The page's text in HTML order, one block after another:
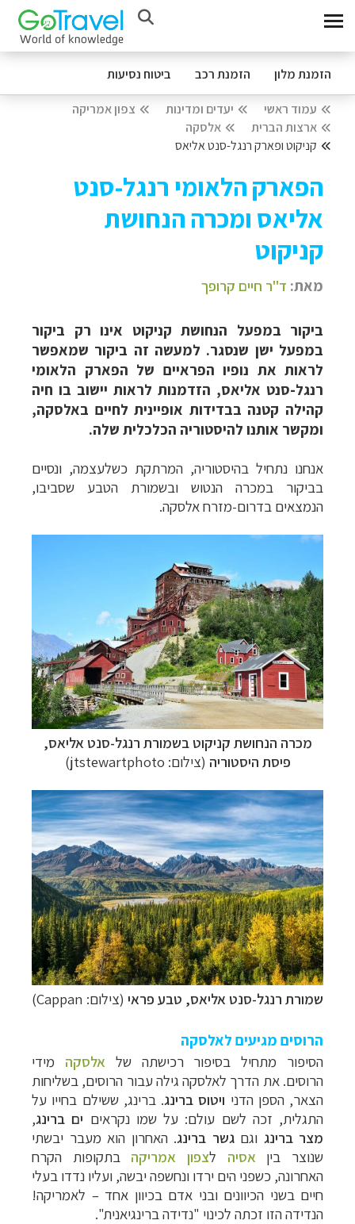
הזמנת מלון הזמנת רכב ביטוח נסיעות
עמוד ראשי יעדים ומדינות
צפון אמריקה
ארצות הברית
אלסקה
קניקוט ופארק רנגל-סנט אליאס
הפארק הלאומי רנגל-סנט
אליאס ומכרה הנחושת
קניקוט
מאת: ד"ר חיים קרופך
ביקור במפעל הנחושת קניקוט אינו רק ביקור
במפעל ישן שנסגר. למעשה זה ביקור שמאפשר
לראות את נופיו הפראיים של הפארק הלאומי
רנגל-סנט אליאס, הזדמנות לראות יישוב בו חיה
קהילה קטנה בבדידות אופיינית לחיים באלסקה,
ומקשר אותנו להיסטוריה הכלכלית שלה.
אנחנו נתחיל בהיסטוריה, המרתקת כשלעצמה, ונסיים
בביקור במכרה הנטוש ובשמורת הטבע שסביבו,
הנמצאים בדרום-מזרח אלסקה.
מכרה הנחושת קניקוטבשמורת רנגל-סנט אליאס,
פיסת היסטוריה (צילום: jtstewartphoto)
שמורת רנגל-סנט אליאס, טבע פראי (צילום: Cappan)
הרוסים מגיעים לאלסקה
הסיפור מתחיל בסיפור רכישתה של אלסקה מידי
הרוסים. את הדרך לאלסקה גילה עבור הרוסים, בשליחות
הצאר, הספן הדני ויטוס ברינג. ברינג, ששילם בחייו על
התגלית, זכה לשם עולם: על שמו נקראים ים ברינג,
מצר ברינג וגםגשר ברינג. האחרון הוא מעבר יבשתי
שנוצר בין אסיה לצפון אמריקה בתקופות הקרח
האחרונה, כשפני הים ירדו ונחשפה יבשה, ועליו נדדו בעלי
חיים בשני הכיוונים ובני אדם בכיוון אחד – לאמריקה!
הנדידה הזו זכתה לכינוי "נדידה ברינגיאנית".